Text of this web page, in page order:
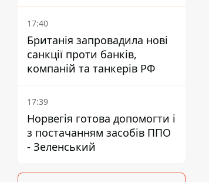
будинком
17:40
Британія запровадила нові
санкції проти банків,
компаній та танкерів РФ
17:39
Норвегія готова допомогти і
з постачанням засобів ППО
- Зеленський